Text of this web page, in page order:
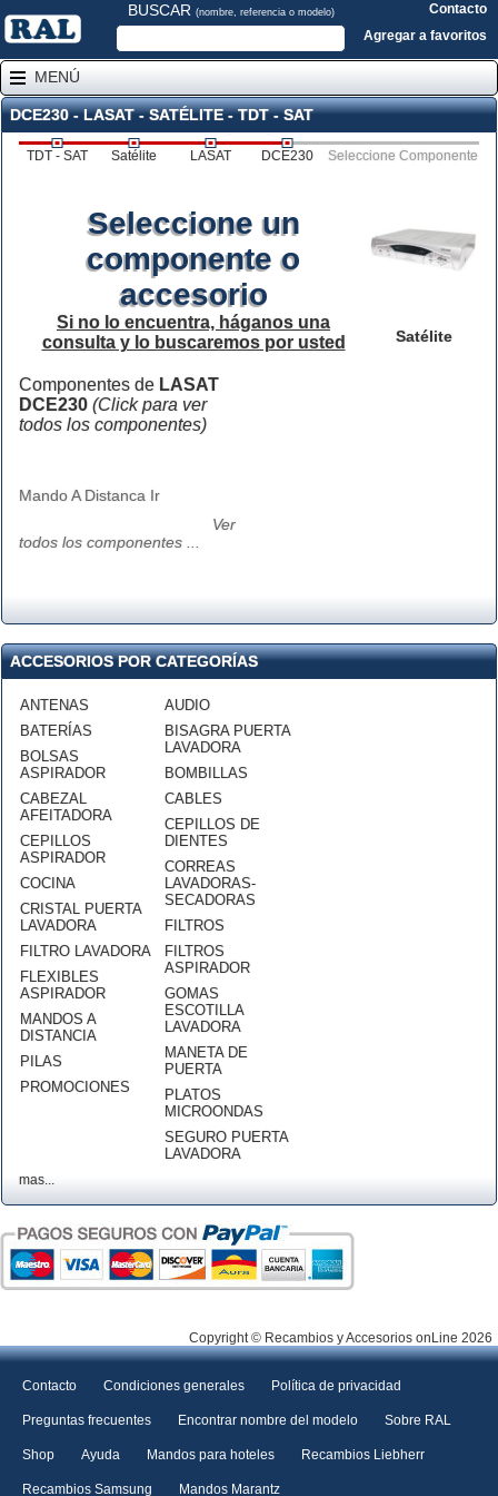
BUSCAR (nombre, referencia o modelo)
Contacto
Agregar a favoritos
MENÚ
DCE230 - LASAT - SATÉLITE - TDT - SAT
TDT - SAT Satélite LASAT DCE230 Seleccione Componente
Satélite
Seleccione un
componente o
accesorio
Si no lo encuentra, háganos una
consulta y lo buscaremos por usted
Componentes de LASAT
DCE230 (Click para ver
todos los componentes)
Mando A Distanca Ir
Ver
todos los componentes ...
ACCESORIOS POR CATEGORÍAS
ANTENAS
BATERÍAS
BOLSAS
ASPIRADOR
CABEZAL
AFEITADORA
CEPILLOS
ASPIRADOR
COCINA
CRISTAL PUERTA
LAVADORA
FILTRO LAVADORA
FLEXIBLES
ASPIRADOR
MANDOS A
DISTANCIA
PILAS
PROMOCIONES
AUDIO
BISAGRA PUERTA
LAVADORA
BOMBILLAS
CABLES
CEPILLOS DE
DIENTES
CORREAS
LAVADORAS-
SECADORAS
FILTROS
FILTROS
ASPIRADOR
GOMAS
ESCOTILLA
LAVADORA
MANETA DE
PUERTA
PLATOS
MICROONDAS
SEGURO PUERTA
LAVADORA
mas...
Copyright © Recambios y Accesorios onLine 2026
Contacto Condiciones generales Política de privacidad
Preguntas frecuentes Encontrar nombre del modelo Sobre RAL
Shop Ayuda Mandos para hoteles Recambios Liebherr
Recambios Samsung Mandos Marantz